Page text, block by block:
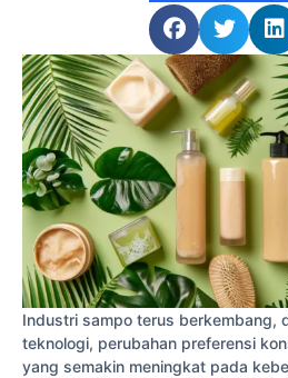
Industri sampo terus berkembang,
teknologi, perubahan preferensi
yang semakin meningkat pada